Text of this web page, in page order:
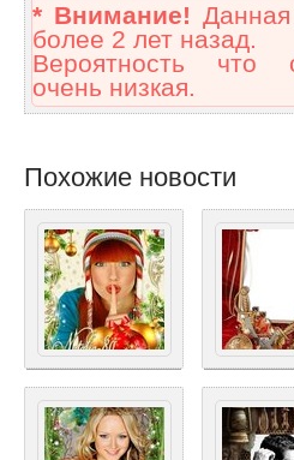
* Внимание!
более 2 лет назад.
Вероятность что
очень низкая.
Похожие новости